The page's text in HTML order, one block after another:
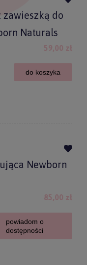
do
Naturals
59,00 zł
do koszyka
Newborn
85,00 zł
powiadom o
dostępności